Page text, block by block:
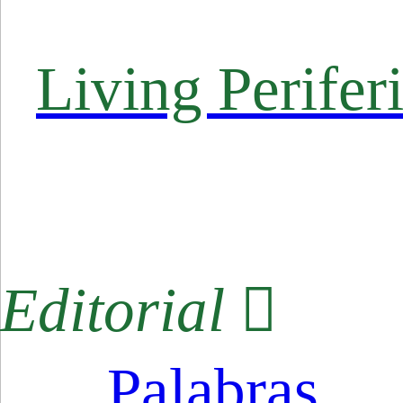
Living
Editorial ︎